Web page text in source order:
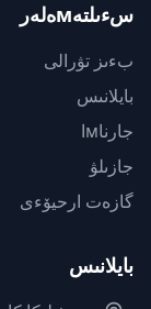
سءىلتەмەلەر
بءىز تۋرالى
بايلانىس
جارناмا
جازىلۋ
گازەت ارحيۆءى
بايلانىس